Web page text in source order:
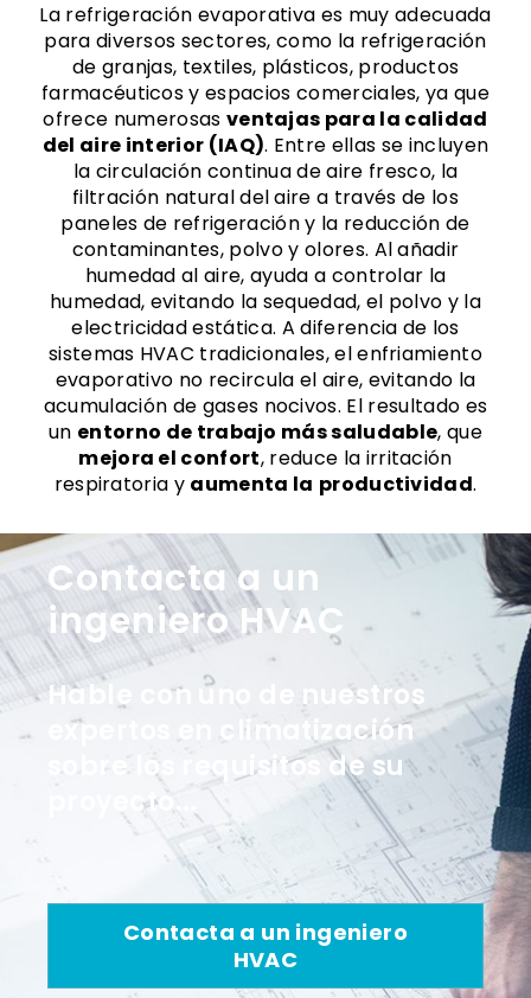
La refrigeración evaporativa es muy adecuada
para diversos sectores, como la refrigeración
de granjas, textiles, plásticos, productos
farmacéuticos y espacios comerciales, ya que
ofrece numerosas ventajas para la calidad
del aire interior (IAQ). Entre ellas se incluyen
la circulación continua de aire fresco, la
filtración natural del aire a través de los
paneles de refrigeración y la reducción de
contaminantes, polvo y olores. Al añadir
humedad al aire, ayuda a controlar la
humedad, evitando la sequedad, el polvo y la
electricidad estática. A diferencia de los
sistemas HVAC tradicionales, el enfriamiento
evaporativo no recircula el aire, evitando la
acumulación de gases nocivos. El resultado es
un entorno de trabajo más saludable, que
mejora el confort, reduce la irritación
respiratoria y aumenta la productividad.
Contacta a un
ingeniero HVAC
Hable con uno de nuestros
expertos en climatización
sobre los requisitos de su
proyecto...
Contacta a un ingeniero
HVAC